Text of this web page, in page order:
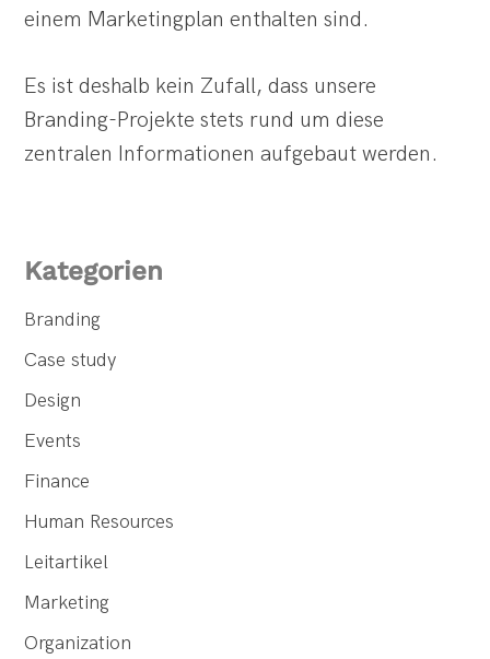
einem Marketingplan enthalten sind.
Es ist deshalb kein Zufall, dass unsere
Branding-Projekte stets rund um diese
zentralen Informationen aufgebaut werden.
Kategorien
Branding
Case study
Design
Events
Finance
Human Resources
Leitartikel
Marketing
Organization